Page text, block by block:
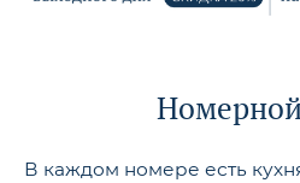
В каждом номере есть